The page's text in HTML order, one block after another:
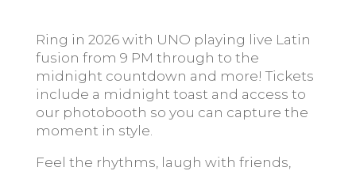
Ring in 2026 with UNO playing live Latin
fusion from 9 PM through to the
midnight countdown and more! Tickets
include a midnight toast and access to
our photobooth so you can capture the
moment in style.
Feel the rhythms, laugh with friends,